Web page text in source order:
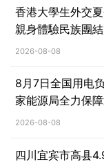
香港大學生外交
親身體驗民族團
2026-08-08
8月7日全国用电
家能源局全力保
电
2026-08-08
四川宜宾市高县